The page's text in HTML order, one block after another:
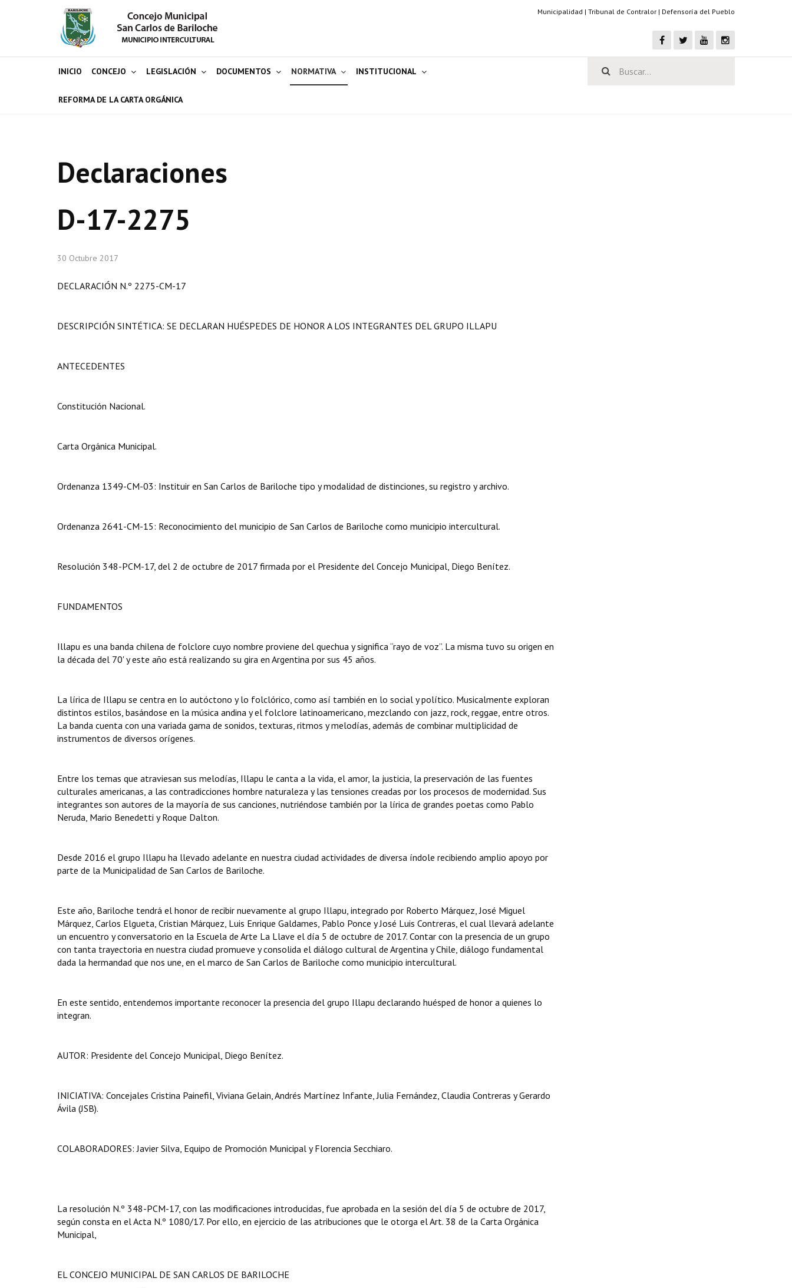
Municipalidad | Tribunal de Contralor | Defensoría del Pueblo
INICIO CONCEJO LEGISLACIÓN DOCUMENTOS NORMATIVA INSTITUCIONAL
REFORMA DE LA CARTA ORGÁNICA
Declaraciones
D-17-2275
30 Octubre 2017
DECLARACIÓN N.º 2275-CM-17
DESCRIPCIÓN SINTÉTICA: SE DECLARAN HUÉSPEDES DE HONOR A LOS INTEGRANTES DEL GRUPO ILLAPU
ANTECEDENTES
Constitución Nacional.
Carta Orgánica Municipal.
Ordenanza 1349-CM-03: Instituir en San Carlos de Bariloche tipo y modalidad de distinciones, su registro y archivo.
Ordenanza 2641-CM-15: Reconocimiento del municipio de San Carlos de Bariloche como municipio intercultural.
Resolución 348-PCM-17, del 2 de octubre de 2017 firmada por el Presidente del Concejo Municipal, Diego Benítez.
FUNDAMENTOS
Illapu es una banda chilena de folclore cuyo nombre proviene del quechua y significa “rayo de voz”. La misma tuvo su origen en
la década del 70' y este año está realizando su gira en Argentina por sus 45 años.
La lírica de Illapu se centra en lo autóctono y lo folclórico, como así también en lo social y político. Musicalmente exploran
distintos estilos, basándose en la música andina y el folclore latinoamericano, mezclando con jazz, rock, reggae, entre otros.
La banda cuenta con una variada gama de sonidos, texturas, ritmos y melodías, además de combinar multiplicidad de
instrumentos de diversos orígenes.
Entre los temas que atraviesan sus melodías, Illapu le canta a la vida, el amor, la justicia, la preservación de las fuentes
culturales americanas, a las contradicciones hombre naturaleza y las tensiones creadas por los procesos de modernidad. Sus
integrantes son autores de la mayoría de sus canciones, nutriéndose también por la lírica de grandes poetas como Pablo
Neruda, Mario Benedetti y Roque Dalton.
Desde 2016 el grupo Illapu ha llevado adelante en nuestra ciudad actividades de diversa índole recibiendo amplio apoyo por
parte de la Municipalidad de San Carlos de Bariloche.
Este año, Bariloche tendrá el honor de recibir nuevamente al grupo Illapu, integrado por Roberto Márquez, José Miguel
Márquez, Carlos Elgueta, Cristian Márquez, Luis Enrique Galdames, Pablo Ponce y José Luis Contreras, el cual llevará adelante
un encuentro y conversatorio en la Escuela de Arte La Llave el día 5 de octubre de 2017. Contar con la presencia de un grupo
con tanta trayectoria en nuestra ciudad promueve y consolida el diálogo cultural de Argentina y Chile, diálogo fundamental
dada la hermandad que nos une, en el marco de San Carlos de Bariloche como municipio intercultural.
En este sentido, entendemos importante reconocer la presencia del grupo Illapu declarando huésped de honor a quienes lo
integran.
AUTOR: Presidente del Concejo Municipal, Diego Benítez.
INICIATIVA: Concejales Cristina Painefil, Viviana Gelain, Andrés Martínez Infante, Julia Fernández, Claudia Contreras y Gerardo
Ávila (JSB).
COLABORADORES: Javier Silva, Equipo de Promoción Municipal y Florencia Secchiaro.
La resolución N.º 348-PCM-17, con las modificaciones introducidas, fue aprobada en la sesión del día 5 de octubre de 2017,
según consta en el Acta N.º 1080/17. Por ello, en ejercicio de las atribuciones que le otorga el Art. 38 de la Carta Orgánica
Municipal,
EL CONCEJO MUNICIPAL DE SAN CARLOS DE BARILOCHE